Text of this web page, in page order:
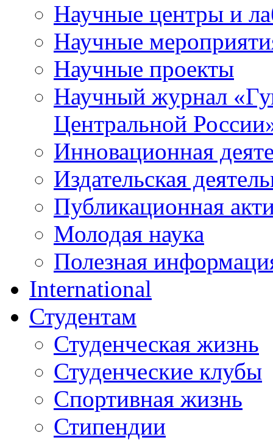
Научные центры и
Научные
Научные проекты
Научный журнал «
Центральной
Инновационная
Издательская
Публикационная
Молодая наука
Полезная
International
Студентам
Студенческая жизнь
Студенческие клубы
Спортивная жизнь
Стипендии